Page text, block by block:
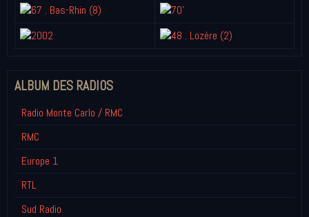
ALBUM DES RADIOS
Radio Monte Carlo / RMC
RMC
Europe 1
RTL
Sud Radio